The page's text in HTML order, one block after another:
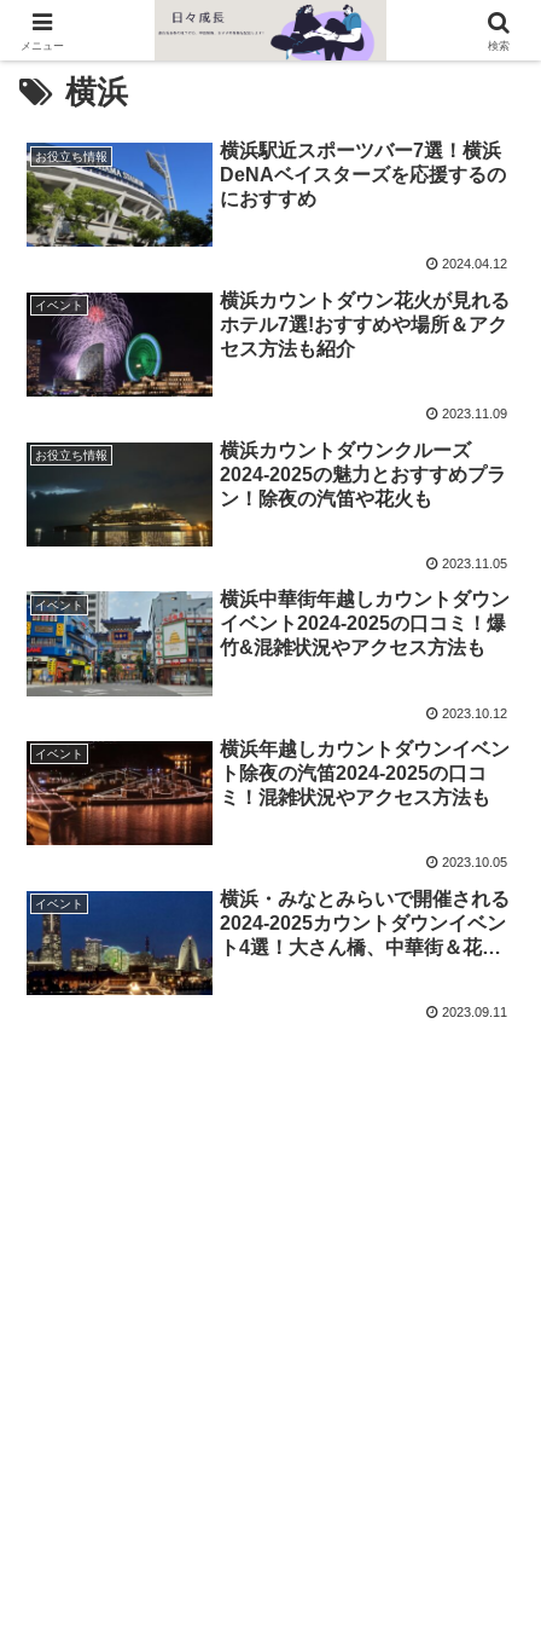
横浜
お役立ち情報
横浜駅近スポーツバー7選！横浜
DeNAベイスターズを応援するの
におすすめ
2024.04.12
イベント
横浜カウントダウン花火が見れる
ホテル7選!おすすめや場所＆アク
セス方法も紹介
2023.11.09
お役立ち情報
横浜カウントダウンクルーズ
2024-2025の魅力とおすすめプラ
ン！除夜の汽笛や花火も
2023.11.05
イベント
横浜中華街年越しカウントダウン
イベント2024-2025の口コミ！爆
竹&混雑状況やアクセス方法も
2023.10.12
イベント
横浜年越しカウントダウンイベン
ト除夜の汽笛2024-2025の口コ
ミ！混雑状況やアクセス方法も
2023.10.05
イベント
横浜・みなとみらいで開催される
2024-2025カウントダウンイベン
ト4選！大さん橋、中華街＆花火
2023.09.11
メニュー 検索